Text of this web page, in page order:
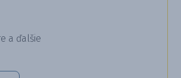
a ďalšie